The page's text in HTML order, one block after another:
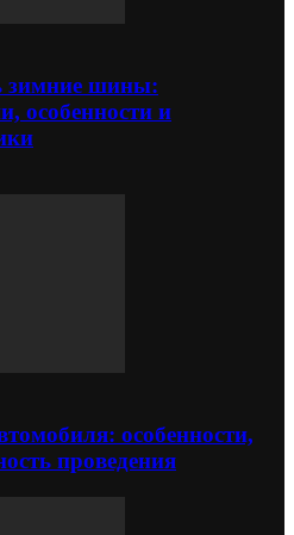
зимние шины:
особенности и
особенности,
проведения